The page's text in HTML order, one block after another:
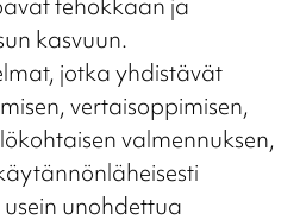
kasvuun.
jotka yhdistävät
vertaisoppimisen,
valmennuksen,
unohdettua